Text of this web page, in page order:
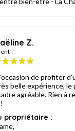
Z.
de profiter
belle expérience, le
agréable. Rien à
propriétaire :